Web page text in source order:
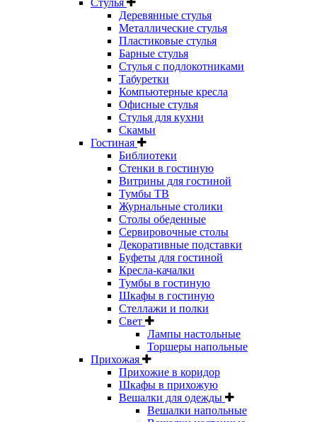
Стулья
Деревянные стулья
Металлические стулья
Пластиковые стулья
Барные стулья
Стулья с подлокотниками
Табуретки
Компьютерные кресла
Офисные стулья
Стулья для кухни
Скамьи
Гостиная
Библиотеки
Стенки в гостиную
Витрины для гостиной
Тумбы ТВ
Журнальные столики
Столы обеденные
Сервировочные столы
Декоративные подставки
Буфеты для гостиной
Кресла-качалки
Тумбы в гостиную
Шкафы в гостиную
Стеллажи и полки
Свет
Лампы настольные
Торшеры напольные
Прихожая
Прихожие в коридор
Шкафы в прихожую
Вешалки для одежды
Вешалки напольные